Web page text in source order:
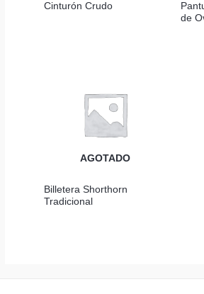
Cinturón Crudo
de
AGOTADO
Billetera Shorthorn
Tradicional